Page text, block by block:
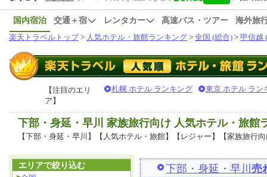
国内宿泊 交通＋宿 レンタカー 高速バス・ツアー
海外旅
楽天トラベルトップ> 人気ホテル・旅館ランキング > 全国 (総合) > 甲信越
【注目のエリ
ア】
札幌 ホテル ランキング 東京 ホテル ラン
下部・身延・早川 家族旅行向け 人気ホテル・旅館
【下部・身延・早川】【人気ホテル・旅館】【レジャー】【家族旅行
下部・身延・早川 売
エリアで絞り込む